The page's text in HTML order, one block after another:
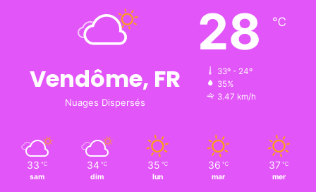
Vendôme, FR
Nuages Dispersés
28 ℃
33º - 24º
35%
3.47 km/h
33 ℃
sam
34 ℃
dim
35 ℃
lun
36 ℃
mar
37 ℃
mer